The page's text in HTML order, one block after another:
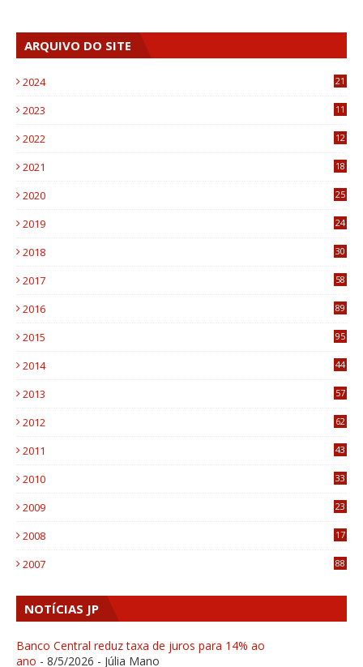
ARQUIVO DO SITE
2024 21
2023
11
2022
12
2021
18
2020
25
2019
24
2018
30
2017
58
2016
89
2015
95
2014
44
2013
57
2012
62
2011
43
2010
33
2009
23
2008
17
2007 88
NOTÍCIAS JP
Banco Central reduz taxa de juros para 14% ao
ano - 8/5/2026 - Júlia Mano